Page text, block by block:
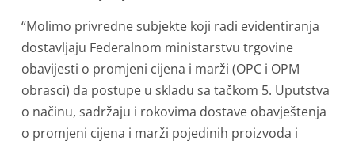
“Molimo privredne subjekte koji radi evidentiranja
dostavljaju Federalnom ministarstvu trgovine
obavijesti o promjeni cijena i marži (OPC i OPM
obrasci) da postupe u skladu sa tačkom 5. Uputstva
o načinu, sadržaju i rokovima dostave obavještenja
o promjeni cijena i marži pojedinih proizvoda i